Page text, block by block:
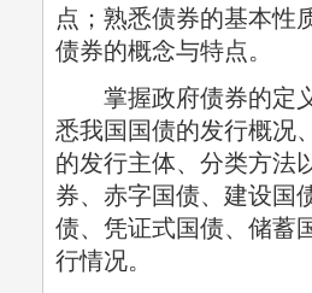
点；熟悉债券的基本性
债券的概念与特点。
掌握政府债券的定义
悉我国国债的发行概况
的发行主体、分类方法
券、赤字国债、建设国
债、凭证式国债、储蓄
行情况。